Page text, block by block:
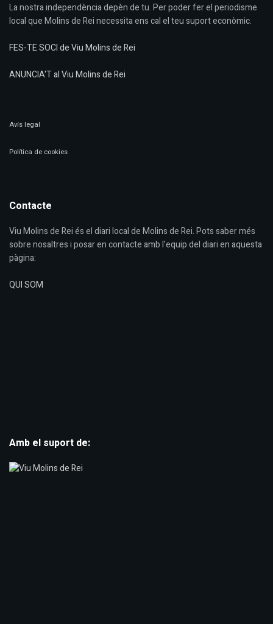
La nostra independència depèn de tu. Per poder fer el periodisme
local que Molins de Rei necessita ens cal el teu suport econòmic.
FES-TE SOCI de Viu Molins de Rei
ANUNCIA'T al Viu Molins de Rei
Avís legal
Política de cookies
Contacte
Viu Molins de Rei és el diari local de Molins de Rei. Pots saber més
sobre nosaltres i posar en contacte amb l'equip del diari en aquesta
pàgina:
QUI SOM
Amb el suport de: